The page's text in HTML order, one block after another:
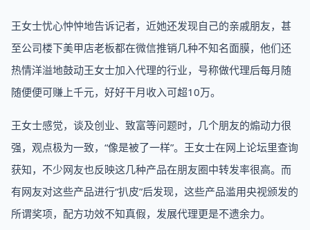
王女士忧心忡忡地告诉记者，近她还发现自己的亲戚朋友，甚
至公司楼下美甲店老板都在微信推销几种不知名面膜，他们还
热情洋溢地鼓动王女士加入代理的行业，号称做代理后每月随
随便便可赚上千元，好好干月收入可超10万。
王女士感觉，谈及创业、致富等问题时，几个朋友的煽动力很
强，观点极为一致，“像是被了一样”。王女士在网上论坛里查询
获知，不少网友也反映这几种产品在朋友圈中转发率很高。而
有网友对这些产品进行“扒皮”后发现，这些产品滥用央视颁发的
所谓奖项，配方功效不知真假，发展代理更是不遗余力。